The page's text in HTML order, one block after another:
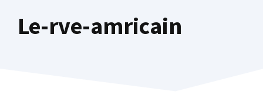
Le-rve-amricain